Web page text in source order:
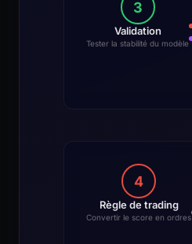
3
Validation
Tester la stabilité du modèle
4
Règle de trading
Convertir le score en ordres